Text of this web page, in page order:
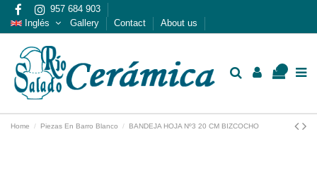
957 684 903
Inglés
Gallery Contact About us
Home Piezas En Barro Blanco BANDEJA HOJA Nº3 20 CM BIZCOCHO